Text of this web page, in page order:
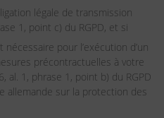
légale de transmission
1, point c) du RGPD, et si
pour l’exécution d’un
précontractuelles à votre
al. 1, phrase 1, point b) du RGPD
allemande sur la protection des